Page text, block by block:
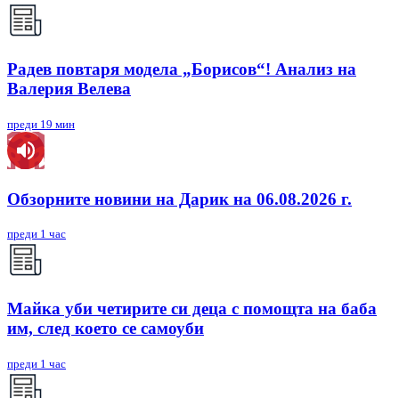
Радев повтаря модела „Борисов“! Анализ на
Валерия Велева
преди 19 мин
Обзорните новини на Дарик на 06.08.2026 г.
преди 1 час
Майка уби четирите си деца с помощта на баба
им, след което се самоуби
преди 1 час